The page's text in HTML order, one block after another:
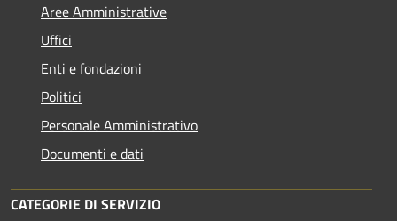
Aree Amministrative
Uffici
Enti e fondazioni
Politici
Personale Amministrativo
Documenti e dati
CATEGORIE DI SERVIZIO